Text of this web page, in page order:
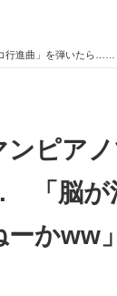
進曲」を弾いたら…… 「
ンピア
脳が
かww